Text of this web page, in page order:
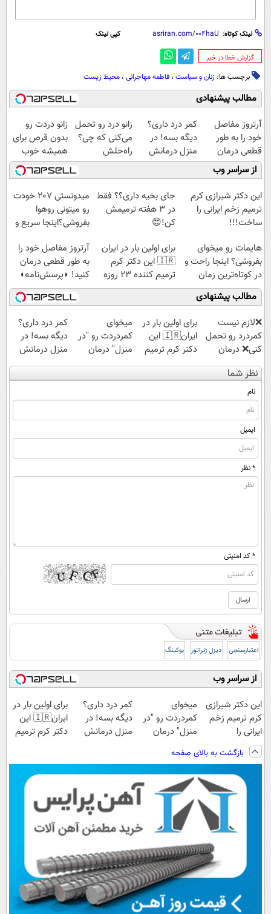
لینک کوتاه: کپی لینک
‌گزارش خطا در خبر
برچسب ها: زنان و سیاست ، فاطمه مهاجرانی ، محیط زیست
مطالب پیشنهادی
آرتروز مفاصل
خود را به طور
قطعی درمان
کنید!
◗پرسش‌نامه◖
کمر درد داری؟
دیگه بسه! در
منزل درمانش
کن
(◀پرسش‌نامه)
زانو درد رو تحمل
می‌کنی که چی؟
راه‌حلش
همین‌جاست!
زانو دردت رو
بدون قرص برای
همیشه خوب
کن! (قدم اول،
پرسش‌نامه)
از سراسر وب
این دکتر شیرازی کرم
ترمیم زخم ایرانی را
ساخت!!!
جای بخیه داری؟؟ فقط
در 3 هفته ترمیمش
کن!😍
میدونستی 207 خودت
رو میتونی روهوا
بفروشی؟اینجا سریع و
هایمات رو میخوای
بفروشی؟ اینجا راحت و
در کوتاه‌ترین زمان
ممکن بفروشش
برای اولین بار در ایران
🇮🇷 این دکتر کرم
ترمیم کننده 23 روزه
ساخت!
آرتروز مفاصل خود را
به طور قطعی درمان
کنید! ◗پرسش‌نامه◖
مطالب پیشنهادی
❌لازم نیست
کمردرد رو تحمل
کنی❌ درمان
بدون جراحی و
قرص
(پرسشنامه)
برای اولین بار در
ایران🇮🇷 این
دکتر کرم ترمیم
کننده 23 روزه
ساخت!
میخوای
کمردردت رو "در
منزل" درمان
کنی؟ (◂فیلم +
◂پرسش‌نامه)
کمر درد داری؟
دیگه بسه! در
منزل درمانش
کن
(◀پرسش‌نامه)
نظر شما
نام
ایمیل
* نظر
* کد امنیتی
اعتبارسنجی دیزل ژنراتور بوکینگ
از سراسر وب
این دکتر شیرازی
کرم ترمیم زخم
ایرانی را
ساخت!!!
میخوای
کمردردت رو "در
منزل" درمان
◂پرسش‌نامه)
کمر درد داری؟
دیگه بسه! در
منزل درمانش
برای اولین بار در
ایران🇮🇷 این
دکتر کرم ترمیم
بازگشت به بالای صفحه